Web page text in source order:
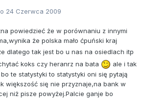
24 Czerwca 2009
powiedzieć że w porównaniu z innymi
że polska mało ćpuński kraj
dlatego tak jest bo u nas na osiedlach itp
koks czy heranrz na bata
ale i tak
te statystyki to statystyki oni się pytają
większość się nie przyznaje,na bank w
niż pisze powyżej.Palcie ganje bo